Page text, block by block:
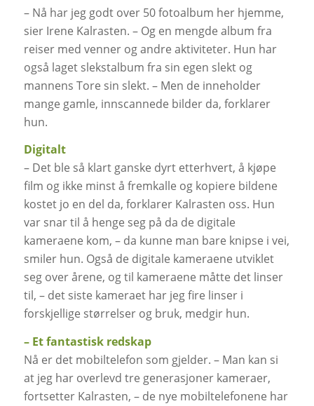
– Nå har jeg godt over 50 fotoalbum her hjemme,
sier Irene Kalrasten. – Og en mengde album fra
reiser med venner og andre aktiviteter. Hun har
også laget slekstalbum fra sin egen slekt og
mannens Tore sin slekt. – Men de inneholder
mange gamle, innscannede bilder da, forklarer
hun.
Digitalt
– Det ble så klart ganske dyrt etterhvert, å kjøpe
film og ikke minst å fremkalle og kopiere bildene
kostet jo en del da, forklarer Kalrasten oss. Hun
var snar til å henge seg på da de digitale
kameraene kom, – da kunne man bare knipse i vei,
smiler hun. Også de digitale kameraene utviklet
seg over årene, og til kameraene måtte det linser
til, – det siste kameraet har jeg fire linser i
forskjellige størrelser og bruk, medgir hun.
– Et fantastisk redskap
Nå er det mobiltelefon som gjelder. – Man kan si
at jeg har overlevd tre generasjoner kameraer,
fortsetter Kalrasten, – de nye mobiltelefonene har